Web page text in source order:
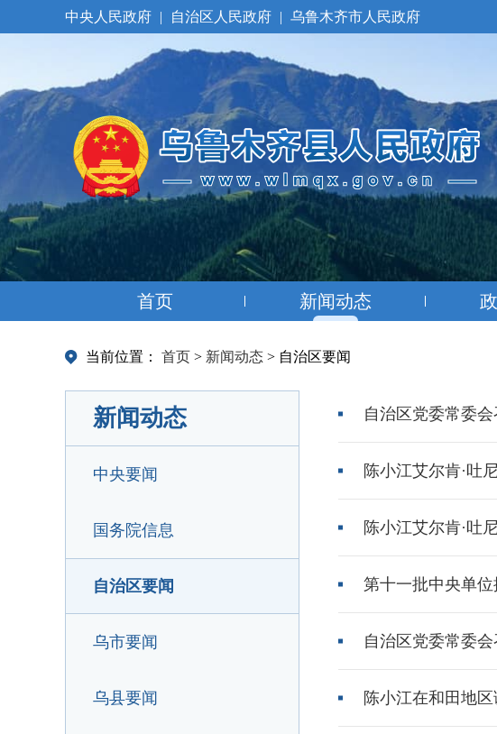
中央人民政府 | 自治区人民政府 | 乌鲁木齐市人民政府
首页 新闻动态
当前位置： 首页 > 新闻动态 > 自治区要闻
新闻动态
中央要闻
国务院信息
自治区要闻
乌市要闻
乌县要闻
自治区党委常委
陈小江艾尔肯·吐
陈小江艾尔肯·吐
第十一批中央单
自治区党委常委
陈小江在和田地